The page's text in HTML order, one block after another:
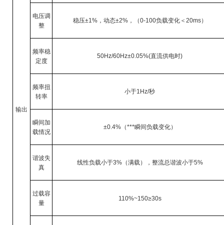
输出
电压调
整
稳压±1%，动态±2%，（0-100负载变化＜ 20ms）
频率稳
定度
50Hz/60Hz±0.05%(直流供电时)
频率扭
转率
小于1Hz/秒
瞬间加
载情况
±0.4%（***瞬间负载变化）
谐波失
真
线性负载小于3%（满载），整流总谐波小于5%
过载容
量
110%~150≥30s